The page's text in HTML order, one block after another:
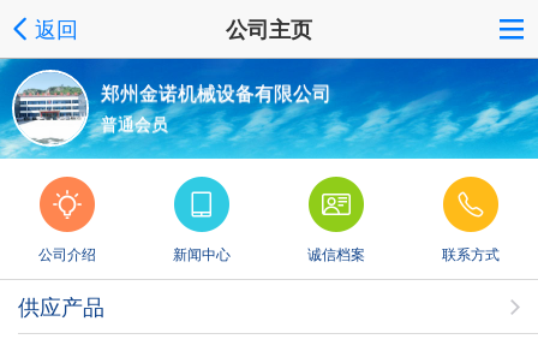
返回 公司主页
郑州金诺机械设备有限公司
普通会员
公司介绍 新闻中心 诚信档案 联系方式
供应产品